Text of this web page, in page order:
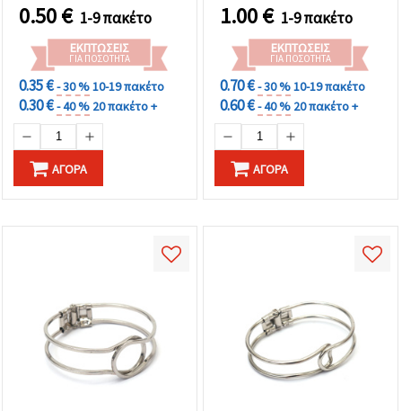
0.50€ 1-9 πακέτο
ΕΚΠΤΏΣΕΙΣ
ΓΙΑ ΠΟΣΌΤΗΤΑ
0.35 €- 30 %10-19 πακέτο
0.30 €- 40 % 20 πακέτο +
ΑΓΟΡΆ
1.00€ 1-9 πακέτο
ΕΚΠΤΏΣΕΙΣ
ΓΙΑ ΠΟΣΌΤΗΤΑ
0.70 €- 30 %10-19 πακέτο
0.60 €- 40 % 20 πακέτο +
ΑΓΟΡΆ